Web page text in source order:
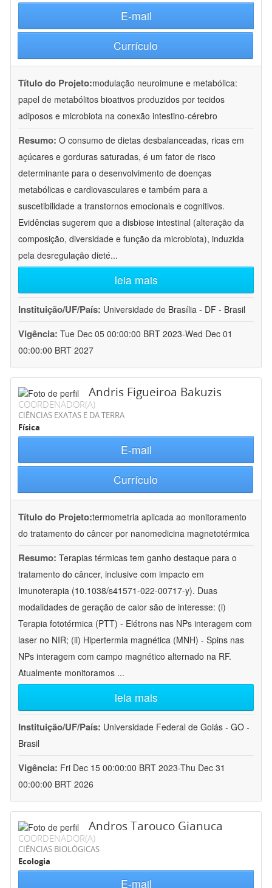
E-mail
Currículo
Título do Projeto:modulação neuroimune e metabólica:
papel de metabólitos bioativos produzidos por tecidos
adiposos e microbiota na conexão intestino-cérebro
Resumo: O consumo de dietas desbalanceadas, ricas em
açúcares e gorduras saturadas, é um fator de risco
determinante para o desenvolvimento de doenças
metabólicas e cardiovasculares e também para a
suscetibilidade a transtornos emocionais e cognitivos.
Evidências sugerem que a disbiose intestinal (alteração da
composição, diversidade e função da microbiota), induzida
pela desregulação dieté...
leia mais
Instituição/UF/País: Universidade de Brasília - DF - Brasil
Vigência: Tue Dec 05 00:00:00 BRT 2023-Wed Dec 01
00:00:00 BRT 2027
Andris Figueiroa Bakuzis
COORDENADOR(A)
CIÊNCIAS EXATAS E DA TERRA
Física
E-mail
Currículo
Título do Projeto:termometria aplicada ao monitoramento
do tratamento do câncer por nanomedicina magnetotérmica
Resumo: Terapias térmicas tem ganho destaque para o
tratamento do câncer, inclusive com impacto em
Imunoterapia (10.1038/s41571-022-00717-y). Duas
modalidades de geração de calor são de interesse: (i)
Terapia fototérmica (PTT) - Elétrons nas NPs interagem com
laser no NIR; (ii) Hipertermia magnética (MNH) - Spins nas
NPs interagem com campo magnético alternado na RF.
Atualmente monitoramos ...
leia mais
Instituição/UF/País: Universidade Federal de Goiás - GO -
Brasil
Vigência: Fri Dec 15 00:00:00 BRT 2023-Thu Dec 31
00:00:00 BRT 2026
Andros Tarouco Gianuca
COORDENADOR(A)
CIÊNCIAS BIOLÓGICAS
Ecologia
E-mail